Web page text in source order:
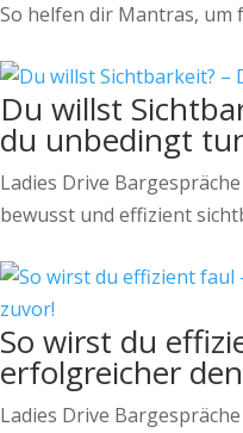
So helfen dir Mantras,
Du willst
du unbedingt
Ladies Drive
bewusst und effizient
So wirst du
erfolgreicher
Ladies Drive